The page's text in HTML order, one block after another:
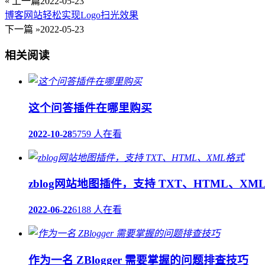
博客网站轻松实现Logo扫光效果
下一篇 »2022-05-23
相关阅读
这个问答插件在哪里购买
2022-10-285759 人在看
zblog网站地图插件，支持 TXT、HTML、
2022-06-226188 人在看
作为一名 ZBlogger 需要掌握的问题排查技巧